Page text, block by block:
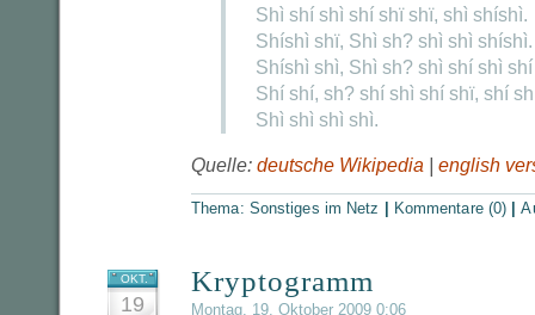
Shì shí shì shí shï shï, shì shíshì.
Shíshì shï, Shì sh? shì shì shíshì.
Shíshì shì, Shì sh? shì shí shì
Shí shí, sh? shí shì shí shï, shí
Shì shì shì shì.
Quelle: deutsche Wikipedia english
Thema: Sonstiges im Netz Kommentare (0) |
OKT.
19
Kryptogramm
Montag, 19. Oktober 2009 0:06